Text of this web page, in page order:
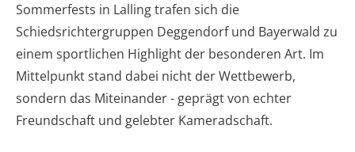
Sommerfests in Lalling trafen sich die
Schiedsrichtergruppen Deggendorf und Bayerwald zu
einem sportlichen Highlight der besonderen Art. Im
Mittelpunkt stand dabei nicht der Wettbewerb,
sondern das Miteinander - geprägt von echter
Freundschaft und gelebter Kameradschaft.